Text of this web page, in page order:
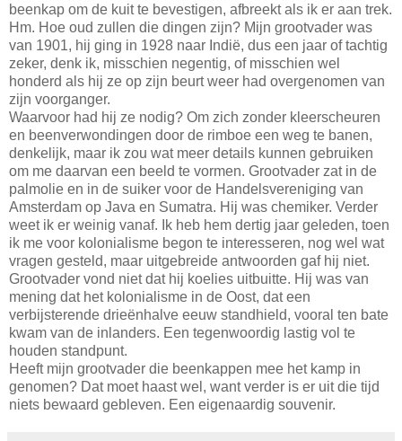
beenkap om de kuit te bevestigen, afbreekt als ik er aan trek.
Hm. Hoe oud zullen die dingen zijn? Mijn grootvader was
van 1901, hij ging in 1928 naar Indië, dus een jaar of tachtig
zeker, denk ik, misschien negentig, of misschien wel
honderd als hij ze op zijn beurt weer had overgenomen van
zijn voorganger.
Waarvoor had hij ze nodig? Om zich zonder kleerscheuren
en beenverwondingen door de rimboe een weg te banen,
denkelijk, maar ik zou wat meer details kunnen gebruiken
om me daarvan een beeld te vormen. Grootvader zat in de
palmolie en in de suiker voor de Handelsvereniging van
Amsterdam op Java en Sumatra. Hij was chemiker. Verder
weet ik er weinig vanaf. Ik heb hem dertig jaar geleden, toen
ik me voor kolonialisme begon te interesseren, nog wel wat
vragen gesteld, maar uitgebreide antwoorden gaf hij niet.
Grootvader vond niet dat hij koelies uitbuitte. Hij was van
mening dat het kolonialisme in de Oost, dat een
verbijsterende drieënhalve eeuw standhield, vooral ten bate
kwam van de inlanders. Een tegenwoordig lastig vol te
houden standpunt.
Heeft mijn grootvader die beenkappen mee het kamp in
genomen? Dat moet haast wel, want verder is er uit die tijd
niets bewaard gebleven. Een eigenaardig souvenir.